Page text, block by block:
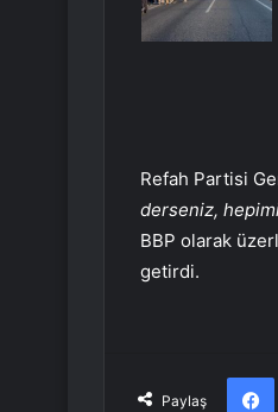
Refah Partisi
derseniz,
BBP olarak
getirdi.
Paylaş